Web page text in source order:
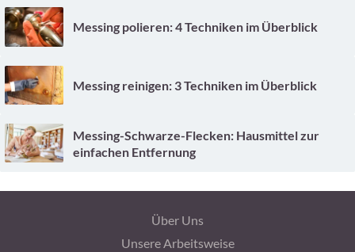
Messing polieren: 4 Techniken im Überblick
Messing reinigen: 3 Techniken im Überblick
Messing-Schwarze-Flecken: Hausmittel zur
einfachen Entfernung
Über Uns
Unsere Arbeitsweise